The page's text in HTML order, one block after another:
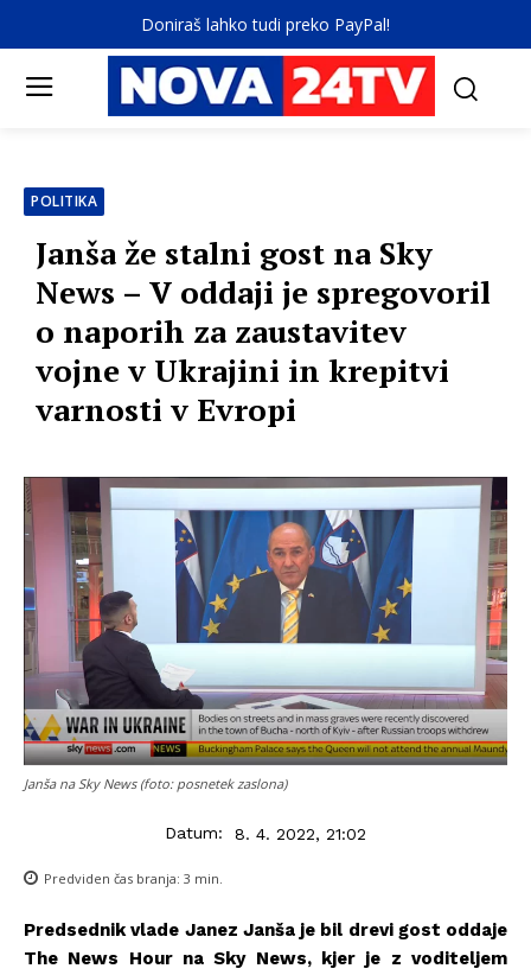
Doniraš lahko tudi preko PayPal!
POLITIKA
Janša že stalni gost na Sky
News – V oddaji je spregovoril
o naporih za zaustavitev
vojne v Ukrajini in krepitvi
varnosti v Evropi
Janša na Sky News (foto: posnetek zaslona)
Datum: 8. 4. 2022, 21:02
Predviden čas branja: 3 min.
Predsednik vlade Janez Janša je bil drevi gost oddaje
The News Hour na Sky News, kjer je z voditeljem